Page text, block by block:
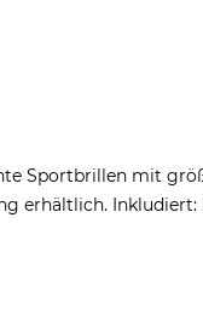
Sportbrillen mit
erhältlich. Inkludiert: